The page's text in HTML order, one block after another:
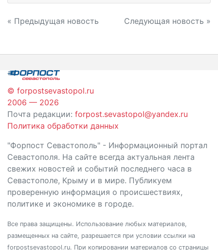
Навигация
записям
« Предыдущая новость Следующая новость »
© forpostsevastopol.ru
2006 — 2026
Почта редакции: forpost.sevastopol@yandex.ru
Политика обработки данных
"Форпост Севастополь" - Информационный портал
Севастополя. На сайте всегда актуальная лента
свежих новостей и событий последнего часа в
Севастополе, Крыму и в мире. Публикуем
проверенную информация о происшествиях,
политике и экономике в городе.
Все права защищены. Использование любых материалов,
размещенных на сайте, разрешается при условии ссылки на
forpostsevastopol.ru. При копировании материалов со страницы